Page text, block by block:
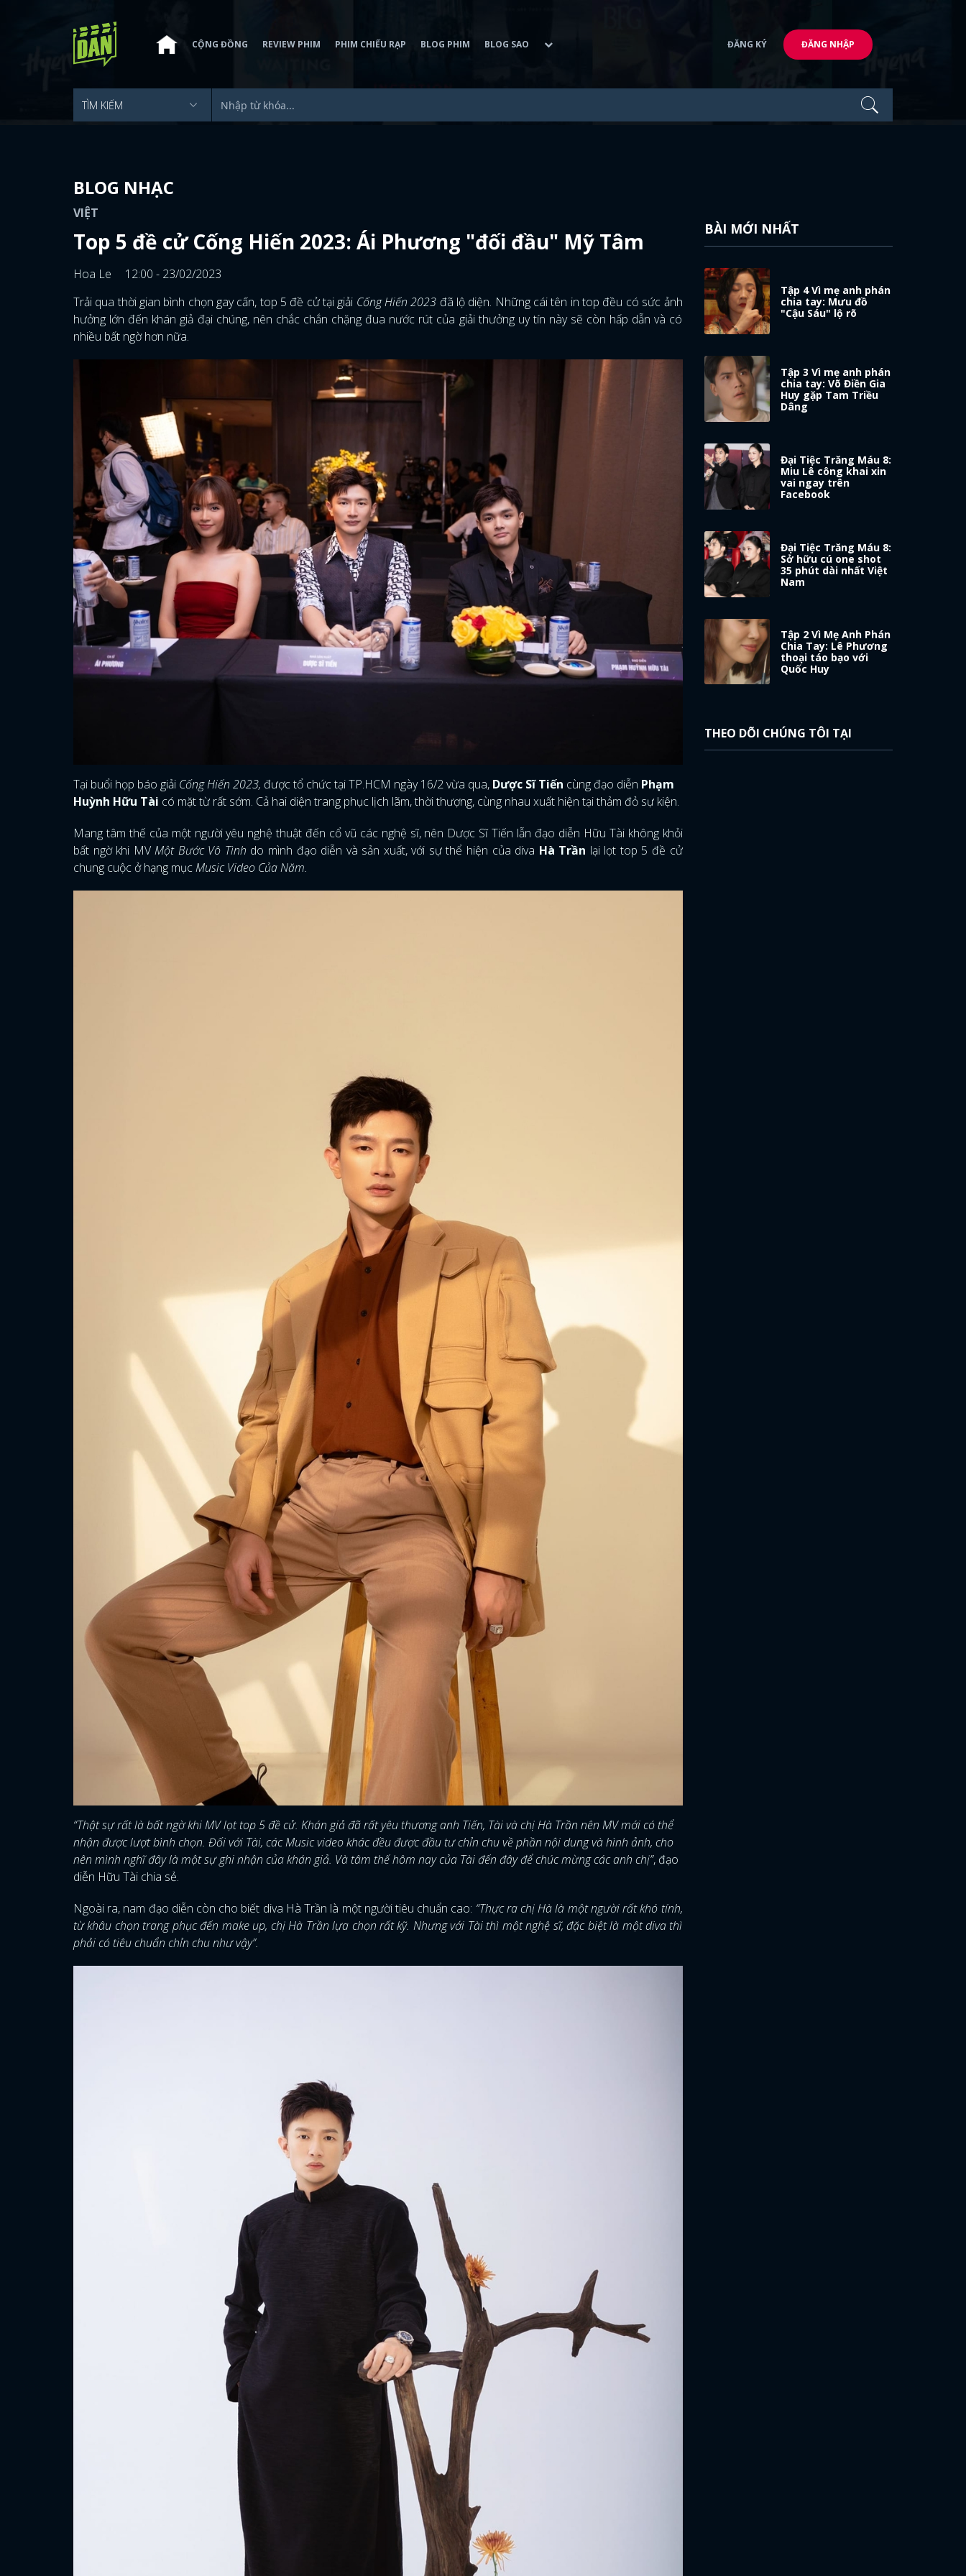
ĐĂNG NHẬP
CỘNG ĐỒNG REVIEW PHIM PHIM CHIẾU RẠP BLOG PHIM BLOG SAO ĐĂNG KÝ ĐĂNG NHẬP
BLOG NHẠC
VIỆT
Top 5 đề cử Cống Hiến 2023: Ái Phương "đối đầu" Mỹ Tâm
Hoa Le
12:00 - 23/02/2023
Trải qua thời gian bình chọn gay cấn, top 5 đề cử tại giải Cống Hiến 2023 đã lộ diện. Những cái tên in top đều có sức ảnh
hưởng lớn đến khán giả đại chúng, nên chắc chắn chặng đua nước rút của giải thưởng uy tín này sẽ còn hấp dẫn và có
nhiều bất ngờ hơn nữa.
Tại buổi họp báo giải Cống Hiến 2023, được tổ chức tại TP.HCM ngày 16/2 vừa qua, Dược Sĩ Tiến cùng đạo diễn Phạm
Huỳnh Hữu Tài có mặt từ rất sớm. Cả hai diện trang phục lịch lãm, thời thượng, cùng nhau xuất hiện tại thảm đỏ sự kiện.
Mang tâm thế của một người yêu nghệ thuật đến cổ vũ các nghệ sĩ, nên Dược Sĩ Tiến lẫn đạo diễn Hữu Tài không khỏi
bất ngờ khi MVMột Bước Vô Tình do mình đạo diễn và sản xuất, với sự thể hiện của diva Hà Trần lại lọt top 5 đề cử
chung cuộc ở hạng mụcMusic Video Của Năm.
“Thật sự rất là bất ngờ khi MV lọt top 5 đề cử. Khán giả đã rất yêu thương anh Tiến, Tài và chị Hà Trần nên MV mới có thể
nhận được lượt bình chọn. Đối với Tài, các Music video khác đều được đầu tư chỉn chu về phần nội dung và hình ảnh, cho
nên mình nghĩ đây là một sự ghi nhận của khán giả. Và tâm thế hôm nay của Tài đến đây để chúc mừng các anh chị”, đạo
diễn Hữu Tài chia sẻ.
Ngoài ra, nam đạo diễn còn cho biết diva Hà Trần là một người tiêu chuẩn cao: “Thực ra chị Hà là một người rất khó tính,
từ khâu chọn trang phục đến make up, chị Hà Trần lựa chọn rất kỹ. Nhưng với Tài thì một nghệ sĩ, đặc biệt là một diva thì
phải có tiêu chuẩn chỉn chu như vậy”.
BÀI MỚI NHẤT
Tập 4 Vì mẹ anh phán
chia tay: Mưu đồ
"Cậu Sáu" lộ rõ
Tập 3 Vì mẹ anh phán
chia tay: Võ Điền Gia
Huy gặp Tam Triều
Dâng
Đại Tiệc Trăng Máu 8:
Miu Lê công khai xin
vai ngay trên
Facebook
Đại Tiệc Trăng Máu 8:
Sở hữu cú one shot
35 phút dài nhất Việt
Nam
Tập 2 Vì Mẹ Anh Phán
Chia Tay: Lê Phương
thoại táo bạo với
Quốc Huy
THEO DÕI CHÚNG TÔI TẠI